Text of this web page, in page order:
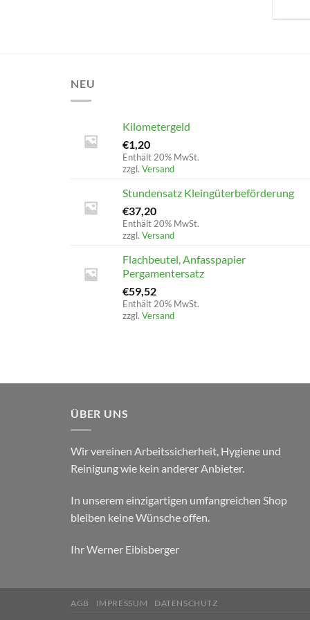
NEU
Kilometergeld
€1,20
Enthält 20% MwSt.
zzgl. Versand
Stundensatz Kleingüterbeförderung
€37,20
Enthält 20% MwSt.
zzgl. Versand
Flachbeutel, Anfasspapier
Pergamentersatz
€59,52
Enthält 20% MwSt.
zzgl. Versand
ÜBER UNS
Wir vereinen Arbeitssicherheit, Hygiene und
Reinigung wie kein anderer Anbieter.
In unserem einzigartigen umfangreichen Shop
bleiben keine Wünsche offen.
Ihr Werner Eibisberger
AGB IMPRESSUM DATENSCHUTZ